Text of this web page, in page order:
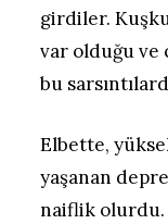
girdiler.
var olduğu
bu
Elbette,
yaşanan
naiflik olurdu.